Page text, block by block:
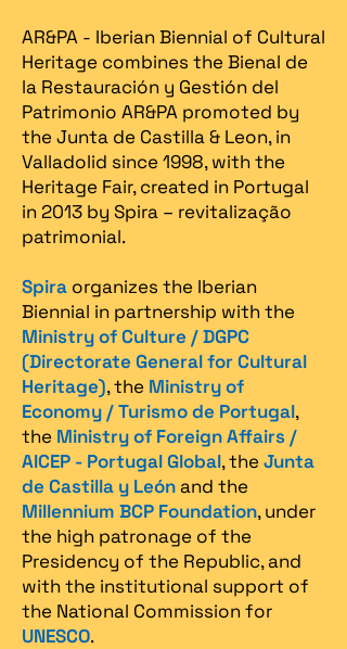
AR&PA - Iberian Biennial of Cultural
Heritage combines the Bienal de
la Restauración y Gestión del
Patrimonio AR&PA promoted by
the Junta de Castilla & Leon, in
Valladolid since 1998, with the
Heritage Fair, created in Portugal
in 2013 by Spira – revitalização
patrimonial.​
Spira organizes the Iberian
Biennial in partnership with the
Ministry of Culture / DGPC
(Directorate General for Cultural
Heritage), the Ministry of
Economy / Turismo de Portugal,
the Ministry of Foreign Affairs /
AICEP - Portugal Global, theJunta
de Castilla y Leónand the
Millennium BCP Foundation, under
the high patronage of the
Presidency of the Republic, and
with the institutional support of
the National Commission for
UNESCO.